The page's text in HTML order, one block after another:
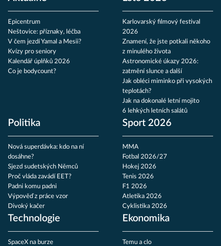
Epicentrum
Neštovice: příznaky, léčba
V čem jezdí Yamal a Mesii?
Kvízy pro seniory
Kalendář úplňků 2026
Co je bodycount?
Karlovarský filmový festival
2026
Znamení, že jste potkali někoho
z minulého života
Astronomické úkazy 2026:
zatmění slunce a další
Jak obléci miminko při vysokých
teplotách?
Jak na dokonalé letní mojito
6 lehkých letních salátů
Politika
Nová superdávka: kdo na ní
dosáhne?
Sjezd sudetských Němců
Proč vláda zavádí EET?
Padni komu padni
Výpověď z práce vzor
Divoký kačer
Sport 2026
MMA
Fotbal 2026/27
Hokej 2026
Tenis 2026
F1 2026
Atletika 2026
Cyklistika 2026
Technologie
SpaceX na burze
Ekonomika
Temu a clo